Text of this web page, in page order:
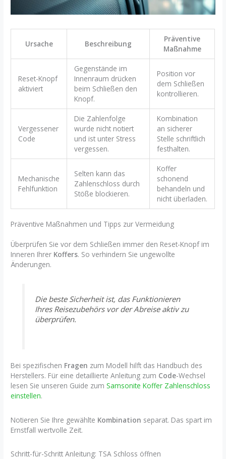
Ursache Beschreibung
Präventive
Maßnahme
Reset-Knopf
aktiviert
Gegenstände im
Innenraum drücken
beim Schließen den
Knopf.
Position vor
dem Schließen
kontrollieren.
Vergessener
Code
Die Zahlenfolge
wurde nicht notiert
und ist unter Stress
vergessen.
Kombination
an sicherer
Stelle schriftlich
festhalten.
Mechanische
Fehlfunktion
Selten kann das
Zahlenschloss durch
Stöße blockieren.
Koffer
schonend
behandeln und
nicht überladen.
Präventive Maßnahmen und Tipps zur Vermeidung
Überprüfen Sie vor dem Schließen immer den Reset-Knopf im
Inneren Ihrer Koffers. So verhindern Sie ungewollte
Änderungen.
Die beste Sicherheit ist, das Funktionieren
Ihres Reisezubehörs vor der Abreise aktiv zu
überprüfen.
Bei spezifischen Fragen zum Modell hilft das Handbuch des
Herstellers. Für eine detaillierte Anleitung zum Code-Wechsel
lesen Sie unseren Guide zumSamsonite Koffer Zahlenschloss
einstellen.
Notieren Sie Ihre gewählte Kombination separat. Das spart im
Ernstfall wertvolle Zeit.
Schritt-für-Schritt Anleitung: TSA Schloss öffnen